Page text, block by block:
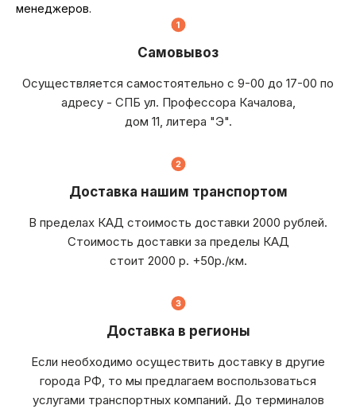
менеджеров.
Самовывоз
Осуществляется самостоятельно с 9-00 до 17-00 по
адресу - СПБ ул. Профессора Качалова,
дом 11, литера "Э".
Доставка нашим транспортом
В пределах КАД стоимость доставки 2000 рублей.
Стоимость доставки за пределы КАД
стоит 2000 р. +50р./км.
Доставка в регионы
Если необходимо осуществить доставку в другие
города РФ, то мы предлагаем воспользоваться
услугами транспортных компаний. До терминалов